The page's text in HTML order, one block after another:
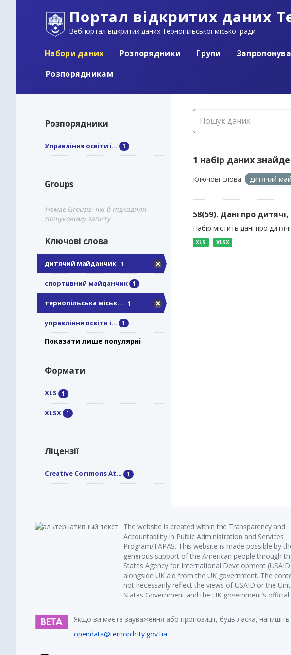
Портал відкритих даних
Вебпортал відкритих даних Тернопільської міської ради
Набори даних Розпорядники Групи
Розпорядникам
Розпорядники
Управління освіти і... 1
Groups
Немає Groups, які б підходили
пошуковому запиту
Ключові слова
дитячий майданчик 1
спортивний майданчик 1
тернопільська міськ... 1
управління освіти і... 1
Показати лише популярні
Формати
XLS 1
XLSX 1
Ліцензії
Creative Commons At... 1
1 набір даних
Ключові слова: дитячий
58(59). Дані про
Набір містить дані про
XLS XLSX
The website is created within the Transparency and
Accountability in Public Administration and Services
Program/TAPAS. This website is made possible by
generous support of the American people through
States Agency for International Development
alongside UK aid from the UK government. The
not necessarily reflect the views of USAID or the
States Government and the UK government’s official
Якщо ви маєте зауваження або пропозиції, будь ласка,
opendata@ternopilcity.gov.ua